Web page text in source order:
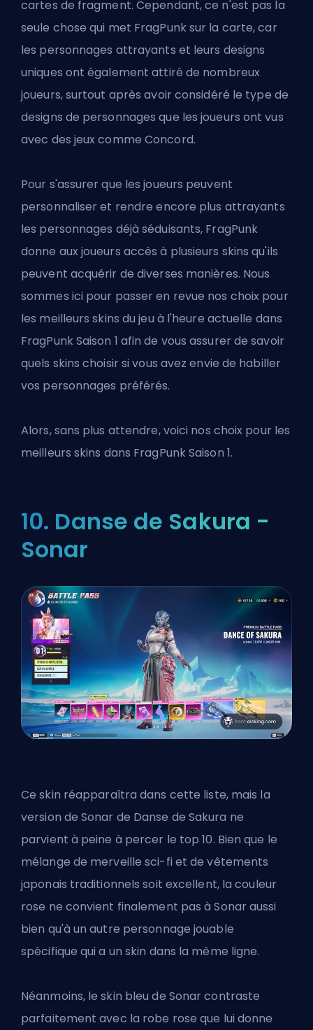
cartes de fragment. Cependant, ce n'est pas la
seule chose qui met FragPunk sur la carte, car
les personnages attrayants et leurs designs
uniques ont également attiré de nombreux
joueurs, surtout après avoir considéré le type de
designs de personnages que les joueurs ont vus
avec des jeux comme Concord.
Pour s'assurer que les joueurs peuvent
personnaliser et rendre encore plus attrayants
les personnages déjà séduisants, FragPunk
donne aux joueurs accès à plusieurs skins qu'ils
peuvent acquérir de diverses manières. Nous
sommes ici pour passer en revue nos choix pour
les meilleurs skins du jeu à l'heure actuelle dans
FragPunk Saison 1 afin de vous assurer de savoir
quels skins choisir si vous avez envie de habiller
vos personnages préférés.
Alors, sans plus attendre, voici nos choix pour les
meilleurs skins dans FragPunk Saison 1.
10. Danse de Sakura -
Sonar
Ceskin réapparaîtra dans cette liste, mais la
version de Sonar de Danse de Sakura ne
parvient à peine à percer le top 10. Bien que le
mélange de merveille sci-fi et de vêtements
japonais traditionnels soit excellent, la couleur
rose ne convient finalement pas à Sonar aussi
bien qu'à un autre personnage jouable
spécifique qui a un skin dans la même ligne.
Néanmoins, le skin bleu de Sonar contraste
parfaitement avec la robe rose que lui donne